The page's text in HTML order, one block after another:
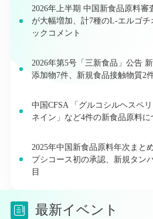
2026年上半期 中国新食品原料
が大幅増加、計7種のL-エルゴチ
ックコメント
2026年第5号「三新食品」公告
添加物7件、新規食品接触物質2
中国CFSA 「グルコシルヘスペ
ネイン」など4件の新食品原料
2025年中国新食品原料年次まと
プシコース初の承認、新規タン
目
最新イベント